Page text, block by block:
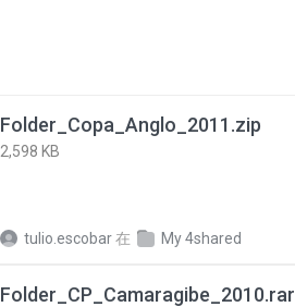
Folder_Copa_Anglo_2011.zip
2,598 KB
tulio.escobar在 My 4shared
Folder_CP_Camaragibe_2010.rar